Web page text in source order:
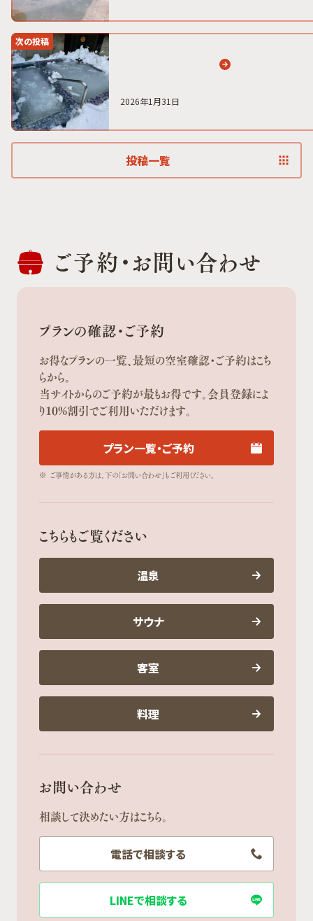
次の投稿
2026年1月31日
投稿一覧
ご予約・お問い合わせ
プランの確認・ご予約
お得なプランの一覧、最短の空室確認・ご予約はこち
らから。
当サイトからのご予約が最もお得です。会員登録によ
り10%割引でご利用いただけます。
プラン一覧・ご予約
※ ご事情がある方は、下の「お問い合わせ」もご利用ください。
こちらもご覧ください
温泉
サウナ
客室
料理
お問い合わせ
相談して決めたい方はこちら。
電話で相談する
LINEで相談する